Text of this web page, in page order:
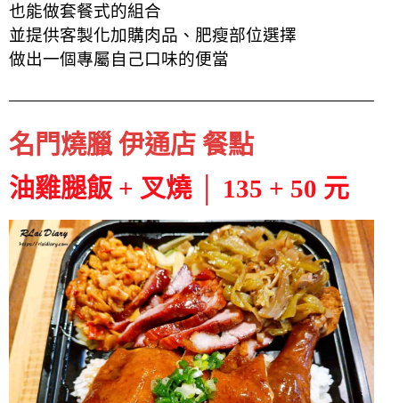
也能做套餐式的組合
並提供客製化加購肉品、肥瘦部位選擇
做出一個專屬自己口味的便當
名門燒臘 伊通店 餐點
油雞腿飯 + 叉燒 │ 135 + 50 元